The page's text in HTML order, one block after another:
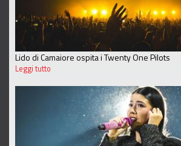
Lido di Camaiore ospita i Twenty One Pilots
Leggi tutto